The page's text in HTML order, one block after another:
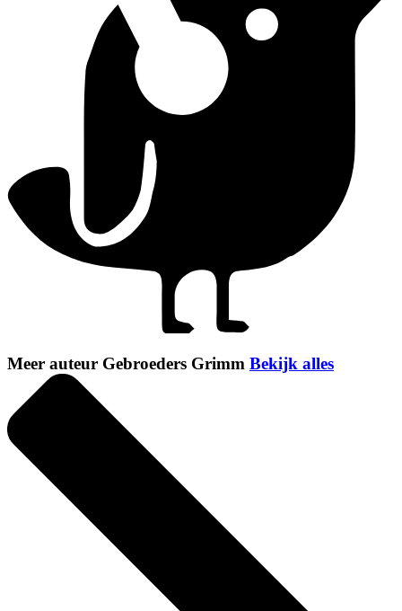
Meer auteur Gebroeders Grimm Bekijk alles